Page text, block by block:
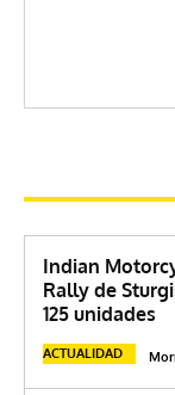
Indian
Rally de
125 unidades
ACTUALIDAD